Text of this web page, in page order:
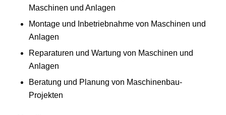
Maschinen und Anlagen
Montage und Inbetriebnahme von Maschinen und
Anlagen
Reparaturen und Wartung von Maschinen und
Anlagen
Beratung und Planung von Maschinenbau-
Projekten